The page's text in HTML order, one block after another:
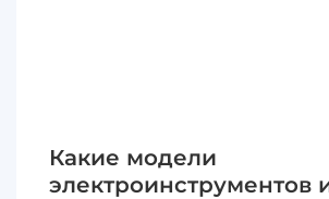
Какие модели
электроинструментов